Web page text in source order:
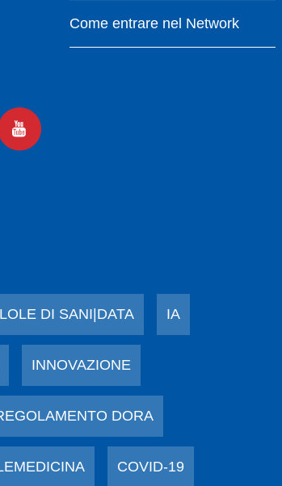
Come entrare nel Network
DI SANI|DATA IA
INNOVAZIONE
DORA
COVID-19